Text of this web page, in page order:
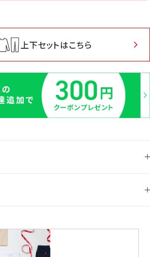
上下セットはこちら